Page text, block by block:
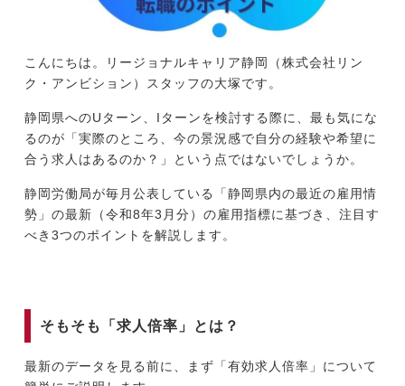
中長期で転職をお考えの方
こんにちは。リージョナルキャリア静岡（株式会社リン
ク・アンビション）スタッフの大塚です。
静岡県へのUターン、Iターンを検討する際に、最も気にな
るのが「実際のところ、今の景況感で自分の経験や希望に
合う求人はあるのか？」という点ではないでしょうか。
静岡労働局が毎月公表している「静岡県内の最近の雇用情
勢」の最新（令和8年3月分）の雇用指標に基づき、注目す
べき3つのポイントを解説します。
そもそも「求人倍率」とは？
最新のデータを見る前に、まず「有効求人倍率」について